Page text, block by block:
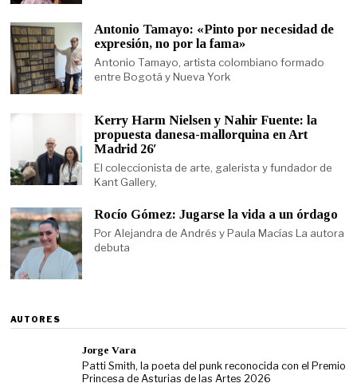
Antonio Tamayo: «Pinto por necesidad de
expresión, no por la fama»
Antonio Tamayo, artista colombiano formado
entre Bogotá y Nueva York
Kerry Harm Nielsen y Nahir Fuente: la
propuesta danesa-mallorquina en Art
Madrid 26′
El coleccionista de arte, galerista y fundador de
Kant Gallery,
Rocío Gómez: Jugarse la vida a un órdago
Por Alejandra de Andrés y Paula Macías La autora
debuta
AUTORES
Jorge Vara
Patti Smith, la poeta del punk reconocida con el Premio
Princesa de Asturias de las Artes 2026